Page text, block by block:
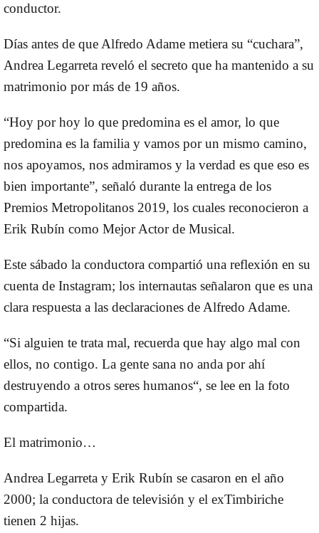
conductor.
Días antes de que Alfredo Adame metiera su “cuchara”,
Andrea Legarreta reveló el secreto que ha mantenido a su
matrimonio por más de 19 años.
“Hoy por hoy lo que predomina es el amor, lo que
predomina es la familia y vamos por un mismo camino,
nos apoyamos, nos admiramos y la verdad es que eso es
bien importante”, señaló durante la entrega de los
Premios Metropolitanos 2019, los cuales reconocieron a
Erik Rubín como Mejor Actor de Musical.
Este sábado la conductora compartió una reflexión en su
cuenta de Instagram; los internautas señalaron que es una
clara respuesta a las declaraciones de Alfredo Adame.
“Si alguien te trata mal, recuerda que hay algo mal con
ellos, no contigo. La gente sana no anda por ahí
destruyendo a otros seres humanos“, se lee en la foto
compartida.
El matrimonio…
Andrea Legarreta y Erik Rubín se casaron en el año
2000; la conductora de televisión y el exTimbiriche
tienen 2 hijas.